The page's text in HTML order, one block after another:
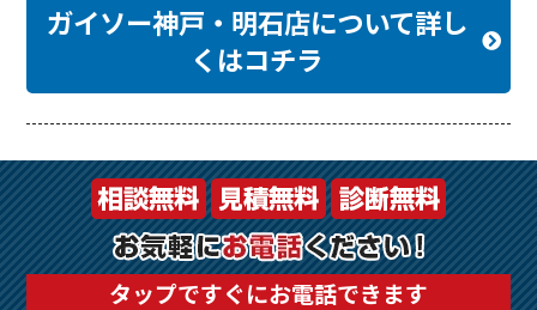
ガイソー神戸・明石店について詳し
くはコチラ
タップですぐにお電話できます